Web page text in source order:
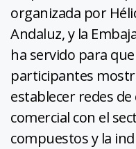
organizada por
Andaluz, y la
ha servido para
participantes
establecer redes
comercial con el
compuestos y la